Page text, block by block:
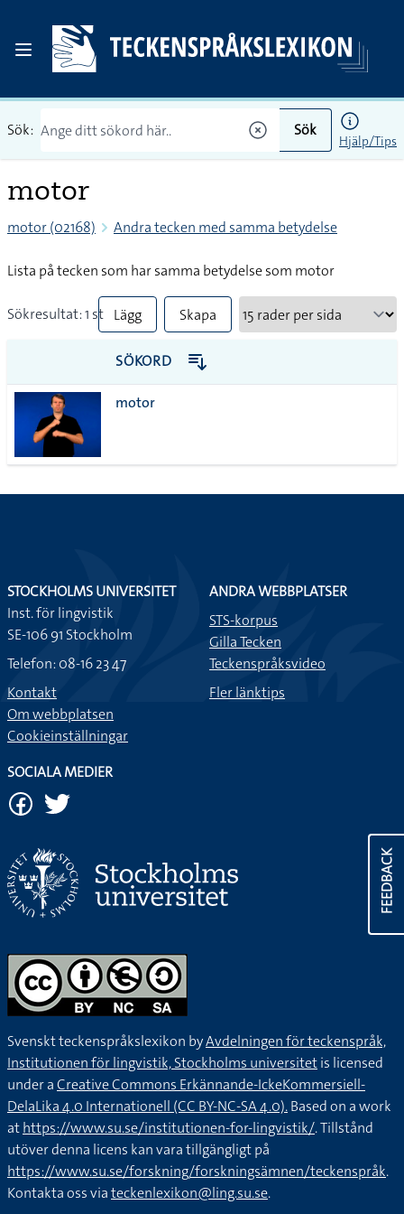
Sök: Sök
Hjälp/Tips
motor
motor (02168) Andra tecken med samma betydelse
Lista på tecken som har samma betydelse som motor
Sökresultat: 1 st Lägg
till
alla i
Skapa
PDF
SÖKORD
motor
FEEDBACK
STOCKHOLMS UNIVERSITET
Inst. för lingvistik
SE-106 91 Stockholm
Telefon: 08-16 23 47
Kontakt
Om webbplatsen
Cookieinställningar
ANDRA WEBBPLATSER
STS-korpus
Gilla Tecken
Teckenspråksvideo
Fler länktips
SOCIALA MEDIER
Svenskt teckenspråkslexikon byAvdelningen för teckenspråk,
Institutionen för lingvistik, Stockholms universitetis licensed
under aCreative Commons Erkännande-IckeKommersiell-
DelaLika 4.0 Internationell (CC BY-NC-SA 4.0).Based on a work
athttps://www.su.se/institutionen-for-lingvistik/. Tillstånd
utöver denna licens kan vara tillgängligt på
https://www.su.se/forskning/forskningsämnen/teckenspråk.
Kontakta oss viateckenlexikon@ling.su.se.